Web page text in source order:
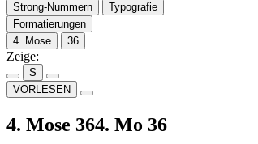
Strong-Nummern
Typografie
Formatierungen
4. Mose
36
Zeige:
S
VORLESEN
4. Mose 364. Mo 36